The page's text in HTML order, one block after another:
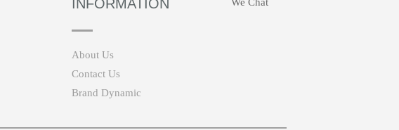
INFORMATION
About Us
Contact Us
Brand Dynamic
We Chat